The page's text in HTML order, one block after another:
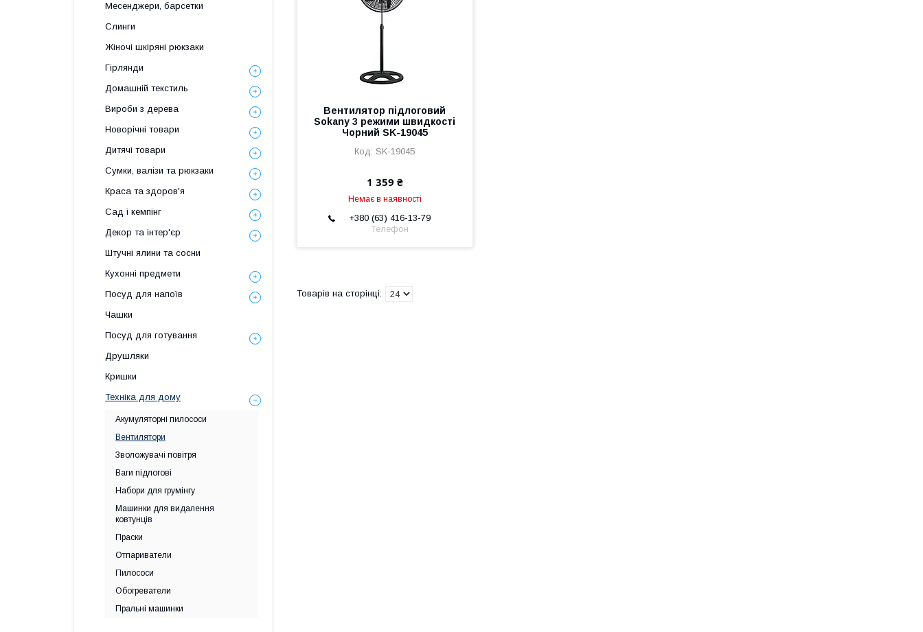
Вентилятор підлоговий
Sokany 3 режими швидкості
Чорний SK-19045
SK-19045
1 359 ₴
Немає в наявності
+380 (63) 416-13-79
Телефон
Месенджери, барсетки
Слинги
Жіночі шкіряні рюкзаки
Гірлянди
Домашній текстиль
Вироби з дерева
Новорічні товари
Дитячі товари
Сумки, валізи та рюкзаки
Краса та здоров'я
Сад і кемпінг
Декор та інтер'єр
Штучні ялини та сосни
Кухонні предмети
Посуд для напоїв
Чашки
Посуд для готування
Друшляки
Кришки
Техніка для дому
Акумуляторні пилососи
Вентилятори
Зволожувачі повітря
Ваги підлогові
Набори для грумінгу
Машинки для видалення
ковтунців
Праски
Отпариватели
Пилососи
Обогреватели
Пральні машинки